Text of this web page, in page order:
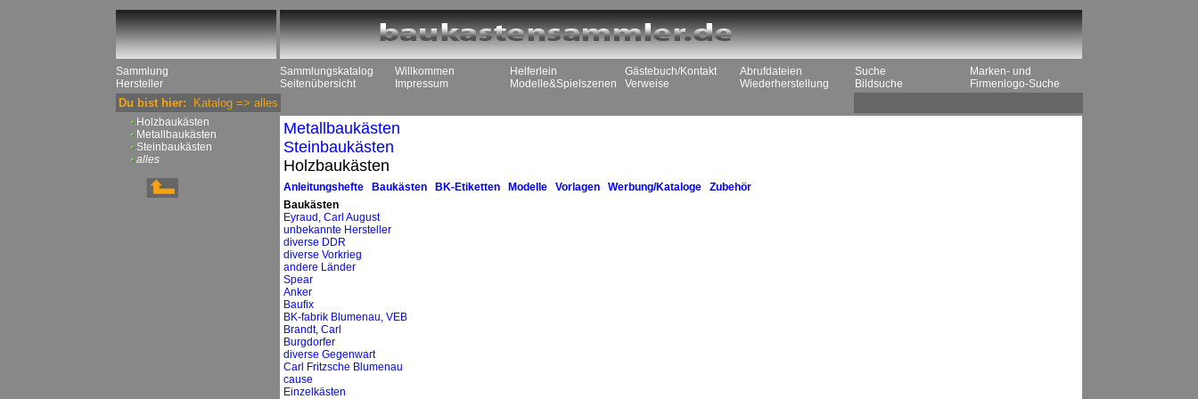
Sammlung
Hersteller
Sammlungskatalog
Seitenübersicht
Willkommen
Impressum
Helferlein
Modelle&Spielszenen
Gästebuch/Kontakt
Verweise
Abrufdateien
Wiederherstellung
Suche
Bildsuche
Marken- und
Firmenlogo-Suche
Du bist hier: Katalog => alles
Holzbaukästen
Metallbaukästen
Steinbaukästen
alles
Metallbaukästen
Steinbaukästen
Holzbaukästen
Anleitungshefte Baukästen BK-Etiketten Modelle Vorlagen Werbung/Kataloge
Zubehör
Baukästen
Eyraud, Carl August
unbekannte Hersteller
diverse DDR
diverse Vorkrieg
andere Länder
Spear
Anker
Baufix
BK-fabrik Blumenau, VEB
Brandt, Carl
Burgdorfer
diverse Gegenwart
Carl Fritzsche Blumenau
cause
Einzelkästen